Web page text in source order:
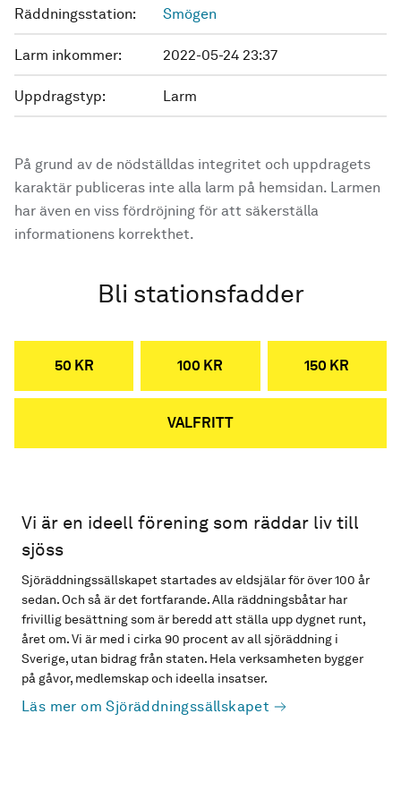
Räddningsstation: Smögen
Larm inkommer: 2022-05-24 23:37
Uppdragstyp: Larm
På grund av de nödställdas integritet och uppdragets
karaktär publiceras inte alla larm på hemsidan. Larmen
har även en viss fördröjning för att säkerställa
informationens korrekthet.
Bli stationsfadder
50 KR 100 KR 150 KR
VALFRITT
Vi är en ideell förening som räddar liv till
sjöss
Sjöräddningssällskapet startades av eldsjälar för över 100 år
sedan. Och så är det fortfarande. Alla räddningsbåtar har
frivillig besättning som är beredd att ställa upp dygnet runt,
året om. Vi är med i cirka 90 procent av all sjöräddning i
Sverige, utan bidrag från staten. Hela verksamheten bygger
på gåvor, medlemskap och ideella insatser.
Läs mer om Sjöräddningssällskapet